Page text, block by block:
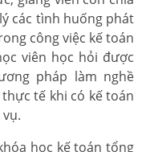
các tình huống phát
công việc kế toán
viên học hỏi được
pháp làm nghề
tế khi có kế toán
học kế toán tổng